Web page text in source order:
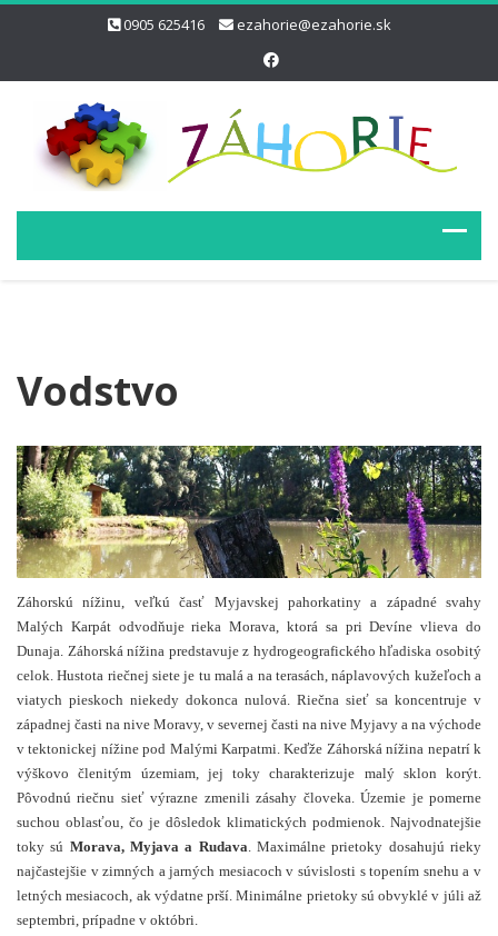
0905 625416 ezahorie@ezahorie.sk
Vodstvo
Záhorskú nížinu, veľkú časť Myjavskej pahorkatiny a západné svahy
Malých Karpát odvodňuje rieka Morava, ktorá sa pri Devíne vlieva do
Dunaja. Záhorská nížina predstavuje z hydrogeografického hľadiska osobitý
celok. Hustota riečnej siete je tu malá a na terasách, náplavových kužeľoch a
viatych pieskoch niekedy dokonca nulová. Riečna sieť sa koncentruje v
západnej časti na nive Moravy, v severnej časti na nive Myjavy a na východe
v tektonickej nížine pod Malými Karpatmi. Keďže Záhorská nížina nepatrí k
výškovo členitým územiam, jej toky charakterizuje malý sklon korýt.
Pôvodnú riečnu sieť výrazne zmenili zásahy človeka. Územie je pomerne
suchou oblasťou, čo je dôsledok klimatických podmienok. Najvodnatejšie
toky sú Morava, Myjava a Rudava. Maximálne prietoky dosahujú rieky
najčastejšie v zimných a jarných mesiacoch v súvislosti s topením snehu a v
letných mesiacoch, ak výdatne prší. Minimálne prietoky sú obvyklé v júli až
septembri, prípadne v októbri.